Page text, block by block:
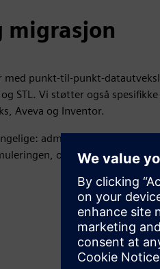
migrasjon
punkt-til-punkt-
og STL. Vi støtter også
Aveva og Inventor.
administrere flyttingen
og migrerer,